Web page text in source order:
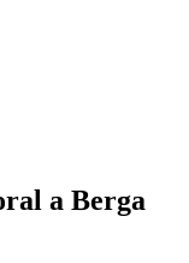
a Berga